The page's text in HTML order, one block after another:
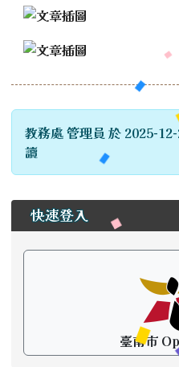
教務處 管理員 於 2025-
讀
左邊區域內容
快速登入
臺南市